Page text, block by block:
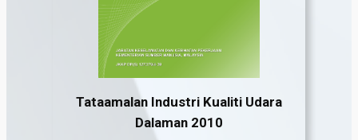
Tataamalan Industri Kualiti Udara
Dalaman 2010